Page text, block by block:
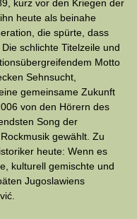
kurz vor den Kriegen der
heute als beinahe
die spürte, dass
schlichte Titelzeile und
Motto
Sehnsucht,
gemeinsame Zukunft
von den Hörern des
Song der
gewählt. Zu
heute: Wenn es
kulturell gemischte und
Jugoslawiens